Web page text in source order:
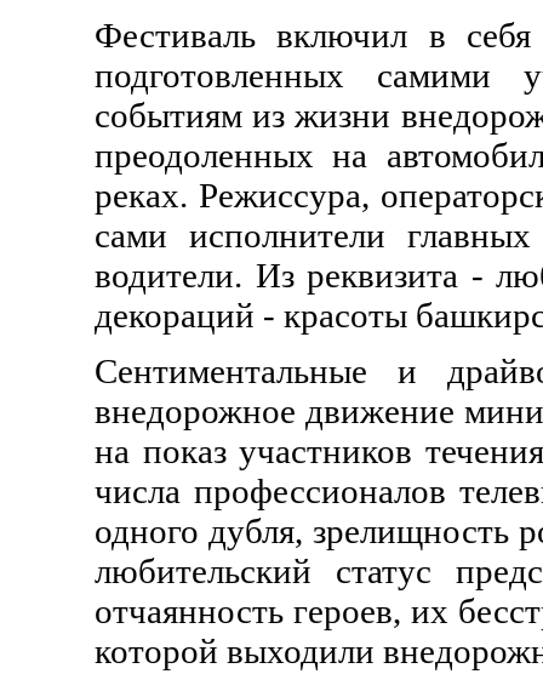
Фестиваль включил в
подготовленных самими
событиям из жизни
преодоленных на
реках. Режиссура,
сами исполнители
водители. Из реквизита -
декораций - красоты
Сентиментальные и
внедорожное движение
на показ участников
числа профессионалов
одного дубля, зрелищность
любительский статус
отчаянность героев, их
которой выходили